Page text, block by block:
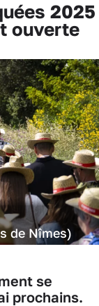
2025
ouverte
de Nîmes)
se
prochains.